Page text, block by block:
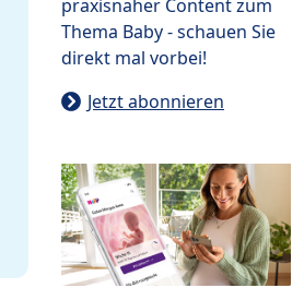
praxisnaher Content zum
Thema Baby - schauen Sie
direkt mal vorbei!
Jetzt abonnieren